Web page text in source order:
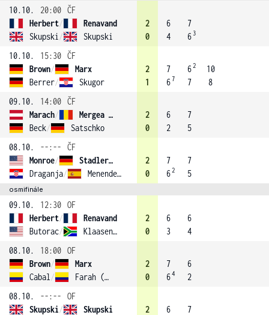
10.10. 20:00 ČF
Herbert/
Renavand
Skupski / Skupski
2
0
6
4
7
6 3
10.10. 15:30 ČF
Brown/
Marx
Berrer/ Skugor
2
1
7
67
62
7
10
8
09.10.
14:00 ČF
Marach/
Mergea (4)
Beck/ Satschko
2
0
6
2
7
5
08.10.
--:--
ČF
Monroe/
Stadler (3)
Draganja/ Menendez-Maceiras
2
0
7
62
7
5
osmifinále
09.10. 12:30 OF
Herbert/
Renavand
Butorac/ Klaasen (1)
2
0
6
3
6
4
08.10.
18:00 OF
Brown/
Marx
Cabal / Farah (2)
2
0
7
64
6
2
08.10.
--:--
OF
Skupski/
Skupski
2
6
7